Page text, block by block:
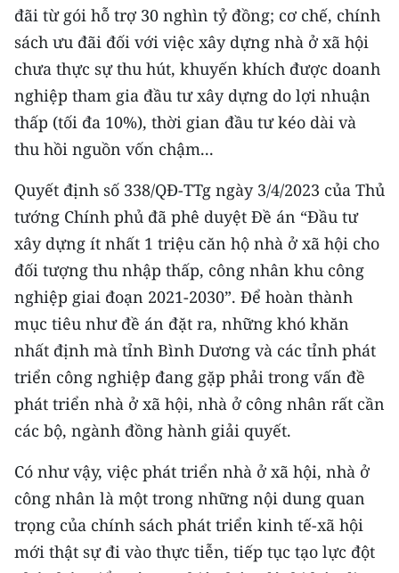
FRANÇAIS
РУССКИЙ
ESPAÑOL
한국어
đãi từ gói hỗ trợ 30 nghìn tỷ đồng; cơ chế, chính
sách ưu đãi đối với việc xây dựng nhà ở xã hội
chưa thực sự thu hút, khuyến khích được doanh
nghiệp tham gia đầu tư xây dựng do lợi nhuận
thấp (tối đa 10%), thời gian đầu tư kéo dài và
thu hồi nguồn vốn chậm...
Quyết định số 338/QĐ-TTg ngày 3/4/2023 của Thủ
tướng Chính phủ đã phê duyệt Đề án “Đầu tư
xây dựng ít nhất 1 triệu căn hộ nhà ở xã hội cho
đối tượng thu nhập thấp, công nhân khu công
nghiệp giai đoạn 2021-2030”. Để hoàn thành
mục tiêu như đề án đặt ra, những khó khăn
nhất định mà tỉnh Bình Dương và các tỉnh phát
triển công nghiệp đang gặp phải trong vấn đề
phát triển nhà ở xã hội, nhà ở công nhân rất cần
các bộ, ngành đồng hành giải quyết.
Có như vậy, việc phát triển nhà ở xã hội, nhà ở
công nhân là một trong những nội dung quan
trọng của chính sách phát triển kinh tế-xã hội
mới thật sự đi vào thực tiễn, tiếp tục tạo lực đột